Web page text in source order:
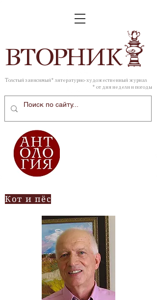
ВТОРНИК
Толстый зависимый* литературно-художественный журнал
* от дня недели и погоды
Кот и пёс